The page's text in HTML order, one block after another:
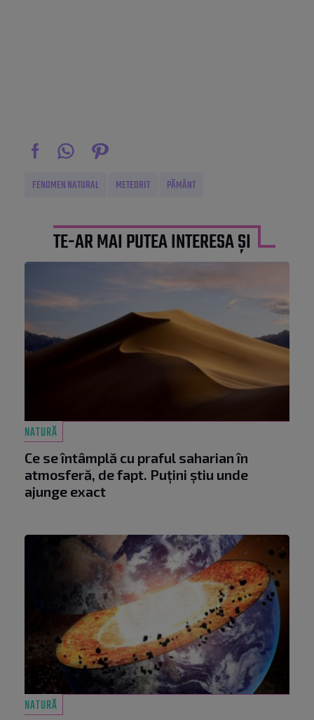
FENOMEN NATURAL METEORIT PĂMÂNT
TE-AR MAI PUTEA INTERESA ȘI
NATURĂ
Ce se întâmplă cu praful saharian în
atmosferă, de fapt. Puțini știu unde
ajunge exact
NATURĂ